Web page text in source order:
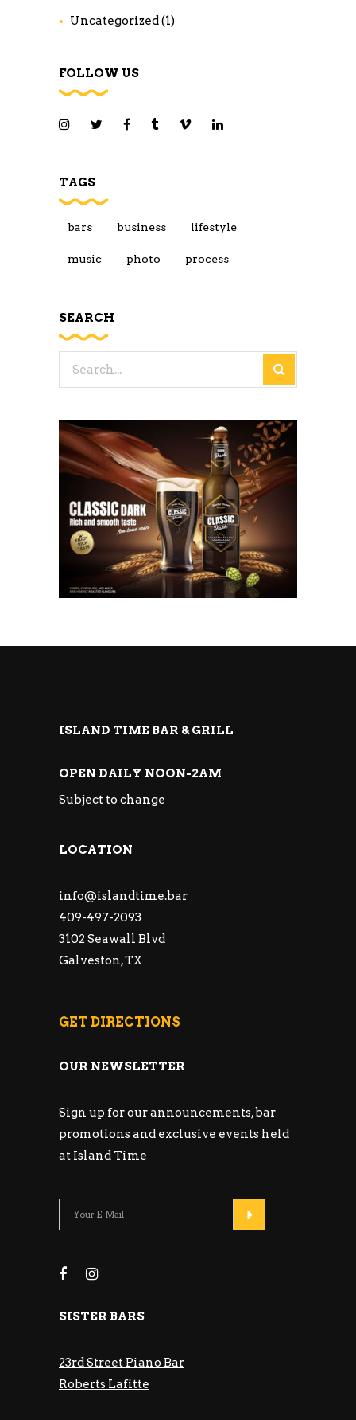
Uncategorized(1)
FOLLOW US
TAGS
bars business lifestyle
music photo process
SEARCH
ISLAND TIME BAR & GRILL
OPEN DAILY NOON-2AM
Subject to change
LOCATION
info@islandtime.bar
409-497-2093
3102 Seawall Blvd
Galveston, TX
GET DIRECTIONS
OUR NEWSLETTER
Sign up for our announcements, bar
promotions and exclusive events held
at Island Time
SISTER BARS
23rd Street Piano Bar
Roberts Lafitte